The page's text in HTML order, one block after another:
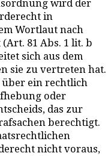
wird der
in
Wortlaut nach
81 Abs. 1 lit. b
sich aus dem
sie zu vertreten hat.
ein rechtlich
oder
das zur
berechtigt.
nicht voraus,